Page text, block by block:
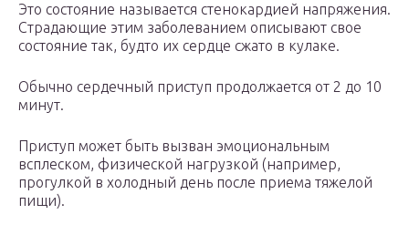
Это состояние называется стенокардией напряжения.
Страдающие этим заболеванием описывают свое
состояние так, будто их сердце сжато в кулаке.
Обычно сердечный приступ продолжается от 2 до 10
минут.
Приступ может быть вызван эмоциональным
всплеском, физической нагрузкой (например,
прогулкой в холодный день после приема тяжелой
пищи).